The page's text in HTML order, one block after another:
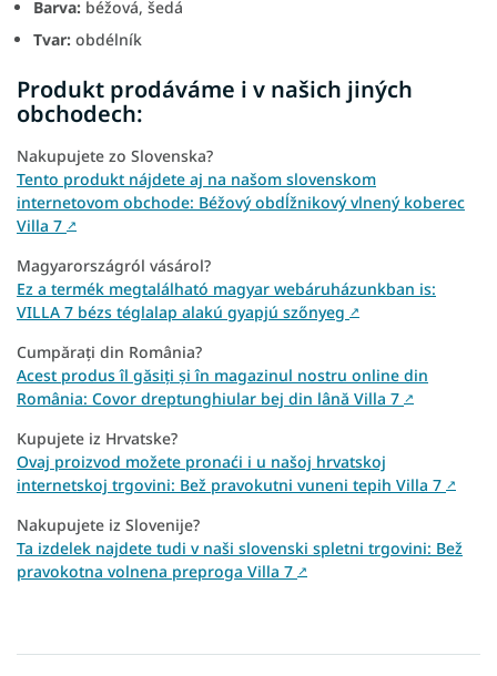
Barva: béžová, šedá
Tvar: obdélník
Produkt prodáváme i v našich jiných
obchodech:
Nakupujete zo Slovenska?
Tento produkt nájdete aj na našom slovenskom
internetovom obchode: Béžový obdĺžnikový vlnený koberec
Villa 7 ↗
Magyarországról vásárol?
Ez a termék megtalálható magyar webáruházunkban is:
VILLA 7 bézs téglalap alakú gyapjú szőnyeg ↗
Cumpărați din România?
Acest produs îl găsiți și în magazinul nostru online din
România: Covor dreptunghiular bej din lână Villa 7 ↗
Kupujete iz Hrvatske?
Ovaj proizvod možete pronaći i u našoj hrvatskoj
internetskoj trgovini: Bež pravokutni vuneni tepih Villa 7 ↗
Nakupujete iz Slovenije?
Ta izdelek najdete tudi v naši slovenski spletni trgovini: Bež
pravokotna volnena preproga Villa 7 ↗